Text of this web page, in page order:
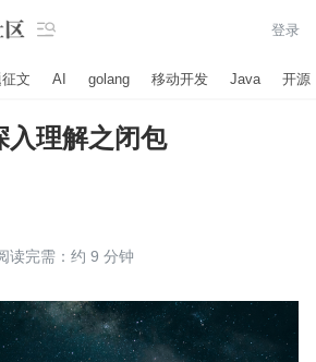
 登录
文 AI golang 移动开发 Java 开源
理解之闭包
读完需：约 9 分钟